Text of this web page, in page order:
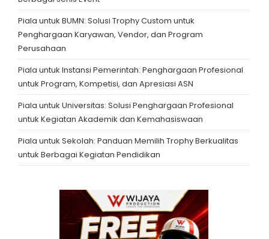
Piala untuk BUMN: Solusi Trophy Custom untuk
Penghargaan Karyawan, Vendor, dan Program
Perusahaan
Piala untuk Instansi Pemerintah: Penghargaan Profesional
untuk Program, Kompetisi, dan Apresiasi ASN
Piala untuk Universitas: Solusi Penghargaan Profesional
untuk Kegiatan Akademik dan Kemahasiswaan
Piala untuk Sekolah: Panduan Memilih Trophy Berkualitas
untuk Berbagai Kegiatan Pendidikan